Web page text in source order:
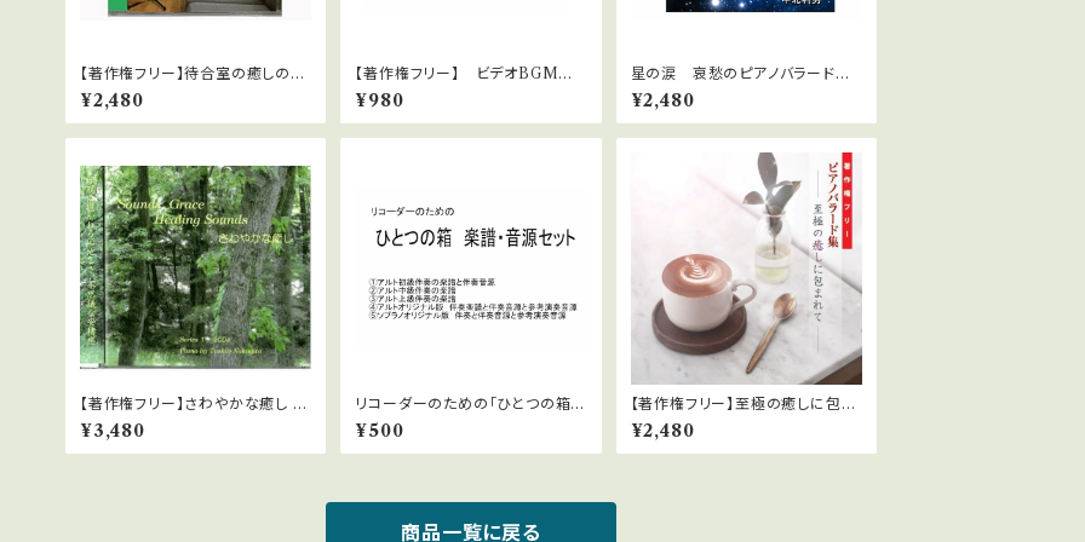
【著作権フリー】待合室の癒しのピ
アノBGMシリーズ No1 ダウン
ロード版 WAVファイル
¥2,480
【著作権フリー】 ビデオBGMシリ
ーズ No.11 ジングル集
¥980
星の涙 哀愁のピアノバラード
中北利男 著作権フリー
¥2,480
【著作権フリー】さわやかな癒し 1
中北利男
¥3,480
リコーダーのための「ひとつの箱」
楽譜・伴奏音源セット
¥500
【著作権フリー】至極の癒しに包ま
れて
¥2,480
商品一覧に戻る